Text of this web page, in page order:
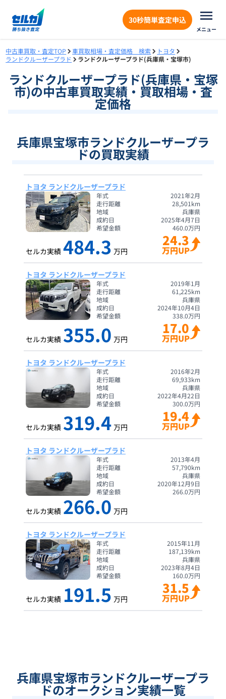
30秒簡単査定申込
メニュー
中古車買取・査定TOP 車買取相場・査定価格 検索
トヨタ
ランドクルーザープラド
ランドクルーザープラド(兵庫県・宝塚市)
ランドクルーザープラド(兵庫県 ・ 宝塚
市)の中古車買取実績・買取相場・査
定価格
兵庫県宝塚市ランドクルーザープラ
ドの買取実績
トヨタ ランドクルーザープラド
年式
2021年2月
走行距離
28,501 km
地域
兵庫県
成約日
2025年4月7日
希望金額
460.0万円
セルカ実績 484.3 万円
24.3
万円UP
トヨタ ランドクルーザープラド
年式
2019年1月
走行距離
61,225km
地域
兵庫県
成約日
2024年10月4日
希望金額
338.0万円
セルカ実績 355.0 万円
17.0
万円UP
トヨタ ランドクルーザープラド
年式
2016年2月
走行距離
69,933km
地域
兵庫県
成約日
2022年4月22日
希望金額
300.0万円
セルカ実績 319.4 万円
19.4
万円UP
トヨタ ランドクルーザープラド
年式
2013年4月
走行距離
57,790km
地域
兵庫県
成約日
2020年12月9日
希望金額
266.0万円
セルカ実績 266.0 万円
トヨタ ランドクルーザープラド
年式
2015年11月
走行距離
187,139km
地域
兵庫県
成約日
2023年8月4日
希望金額
160.0万円
セルカ実績 191.5 万円
31.5
万円UP
兵庫県宝塚市ランドクルーザープラ
ドのオークション実績一覧